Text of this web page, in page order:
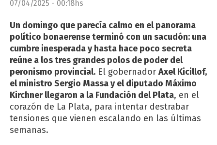
07/04/2025 - 00:18hs
Un domingo que parecía calmo en el panorama
político bonaerense terminó con un sacudón: una
cumbre inesperada y hasta hace poco secreta
reúne a los tres grandes polos de poder del
peronismo provincial. El gobernador Axel Kicillof,
el ministro Sergio Massa y el diputado Máximo
Kirchner llegaron a la Fundación del Plata, en el
corazón de La Plata, para intentar destrabar
tensiones que vienen escalando en las últimas
semanas.